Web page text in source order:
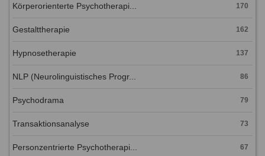
Körperorienterte Psychotherapi... 170
Gestalttherapie 162
Hypnosetherapie 137
NLP (Neurolinguistisches Progr... 86
Psychodrama 79
Transaktionsanalyse 73
Personzentrierte Psychotherapi... 67